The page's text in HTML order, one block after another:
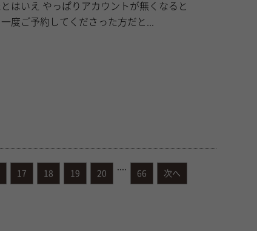
ちょっと困ることもあって。 一度ご予約してくださった方だと...
17 18 19 20 66 次へ